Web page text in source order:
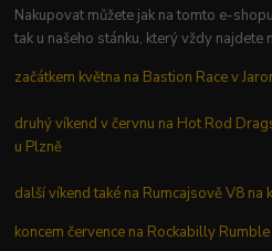
Nakupovat můžete jak na tomto e-
tak u našeho stánku, který vždy najdete
začátkem května na Bastion Race v
druhý víkend v červnu na Hot Rod
u Plzně
další víkend také na Rumcajsově V8 na
koncem července na Rockabilly